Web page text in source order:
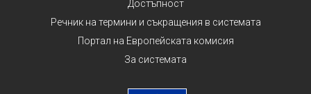
Достъпност
Речник на термини и съкращения в системата
Портал на Европейската комисия
За системата